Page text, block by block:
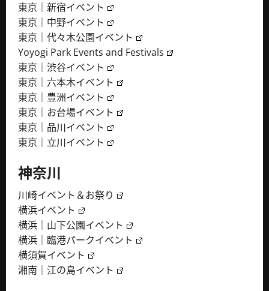
東京｜新宿イベント
東京｜中野イベント
東京｜代々木公園イベント
Yoyogi Park Events and Festivals
東京｜渋谷イベント
東京｜六本木イベント
東京｜豊洲イベント
東京｜お台場イベント
東京｜品川イベント
東京｜立川イベント
神奈川
川崎イベント＆お祭り
横浜イベント
横浜｜山下公園イベント
横浜｜臨港パークイベント
横須賀イベント
湘南｜江の島イベント